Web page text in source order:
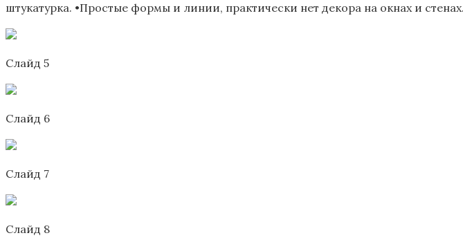
штукатурка. •Простые формы и линии, практически нет декора на окнах и
Слайд 5
Слайд 6
Слайд 7
Слайд 8